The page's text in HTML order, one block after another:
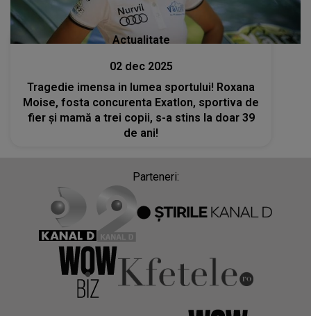
Actualitate
02 dec 2025
Tragedie imensa in lumea sportului! Roxana
Moise, fosta concurenta Exatlon, sportiva de
fier și mamă a trei copii, s-a stins la doar 39
de ani!
Parteneri: